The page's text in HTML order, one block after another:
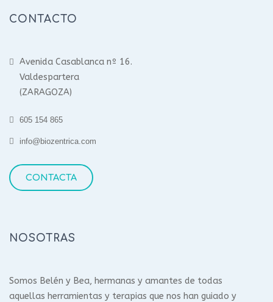
CONTACTO
Avenida Casablanca nº 16.
Valdespartera
(ZARAGOZA)
605 154 865
info@biozentrica.com
CONTACTA
NOSOTRAS
Somos Belén y Bea, hermanas y amantes de todas
aquellas herramientas y terapias que nos han guiado y